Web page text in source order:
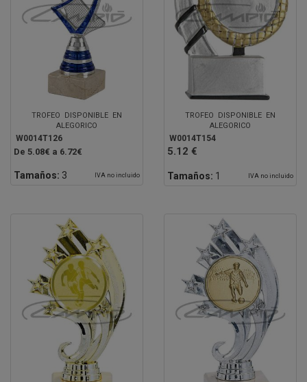
TROFEO DISPONIBLE EN
ALEGORICO
W0014T126
De 5.08€ a 6.72€
Tamaños: 3 IVA no incluido
TROFEO DISPONIBLE EN
ALEGORICO
W0014T154
5.12 €
Tamaños: 1 IVA no incluido